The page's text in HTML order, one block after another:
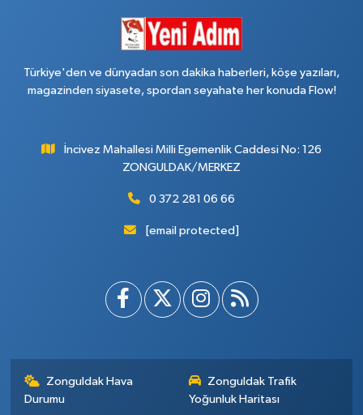
Türkiye'den ve dünyadan son dakika haberleri, köşe yazıları,
magazinden siyasete, spordan seyahate her konuda Flow!
İncivez Mahallesi Milli Egemenlik Caddesi No: 126
ZONGULDAK/MERKEZ
0 372 281 06 66
[email protected]
Zonguldak Hava
Durumu
Zonguldak Trafik
Yoğunluk Haritası